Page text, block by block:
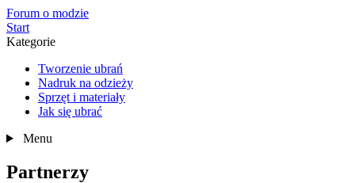
Forum o modzie
Start
Kategorie
Tworzenie ubrań
Nadruk na odzieży
Sprzęt i materiały
Jak się ubrać
Menu
Partnerzy